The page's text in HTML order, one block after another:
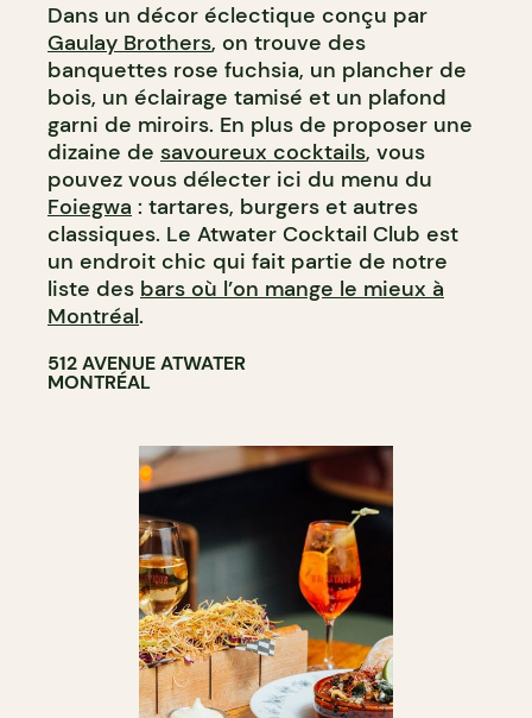
Dans un décor éclectique conçu par
Gaulay Brothers, on trouve des
banquettes rose fuchsia, un plancher de
bois, un éclairage tamisé et un plafond
garni de miroirs. En plus de proposer une
dizaine de savoureux cocktails, vous
pouvez vous délecter ici du menu du
Foiegwa : tartares, burgers et autres
classiques. Le Atwater Cocktail Club est
un endroit chic qui fait partie de notre
liste des bars où l’on mange le mieux à
Montréal.
512 AVENUE ATWATER
MONTRÉAL